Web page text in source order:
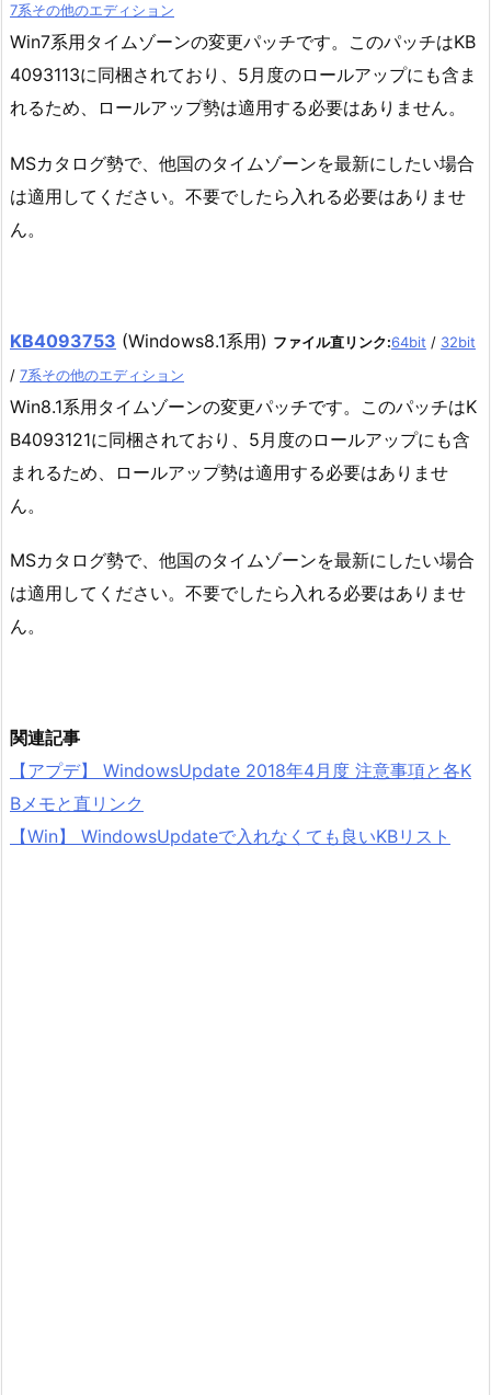
7系その他のエディション
Win7系用タイムゾーンの変更パッチです。このパッチはKB
4093113に同梱されており、5月度のロールアップにも含ま
れるため、ロールアップ勢は適用する必要はありません。
MSカタログ勢で、他国のタイムゾーンを最新にしたい場合
は適用してください。不要でしたら入れる必要はありませ
ん。
KB4093753 (Windows8.1系用) ファイル直リンク:64bit / 32bit
/ 7系その他のエディション
Win8.1系用タイムゾーンの変更パッチです。このパッチはK
B4093121に同梱されており、5月度のロールアップにも含
まれるため、ロールアップ勢は適用する必要はありませ
ん。
MSカタログ勢で、他国のタイムゾーンを最新にしたい場合
は適用してください。不要でしたら入れる必要はありませ
ん。
関連記事
【アプデ】 WindowsUpdate 2018年4月度 注意事項と各K
Bメモと直リンク
【Win】 WindowsUpdateで入れなくても良いKBリスト